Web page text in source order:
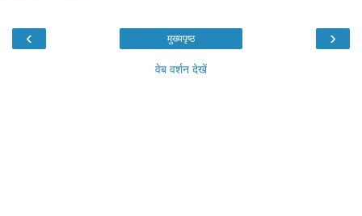
‹ ›
मुख्यपृष्ठ
वेब वर्शन देखें